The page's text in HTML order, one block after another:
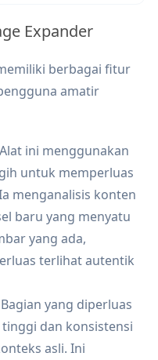
Expander
berbagai fitur
amatir
ini menggunakan
untuk memperluas
menganalisis konten
baru yang menyatu
yang ada,
terlihat autentik
yang diperluas
dan konsistensi
asli. Ini